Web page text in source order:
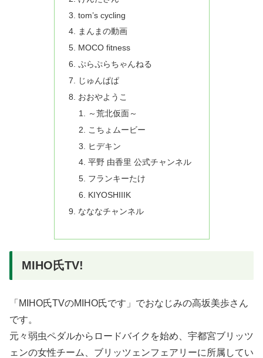
tom’s cycling
まんまの動画
MOCO fitness
ぷらぷらちゃんねる
じゅんぱぱ
おおやようこ
～荒北仮面～
こちょムービー
ヒデキン
平野 由香里 公式チャンネル
フランキーたけ
KIYOSHIIIK
なななチャンネル
MIHO氏TV!
「MIHO氏TVのMIHO氏です」でおなじみの高坂美歩さん
です。
元々弱虫ペダルからロードバイクを始め、宇都宮ブリッツ
ェンの女性チーム、ブリッツェンフェアリーに所属してい